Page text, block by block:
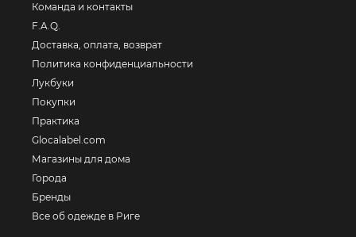
Команда и контакты
F.A.Q.
Доставка, оплата, возврат
Политика конфиденциальности
Лукбуки
Покупки
Практика
Glocalabel.com
Магазины для дома
Города
Бренды
Все об одежде в Риге